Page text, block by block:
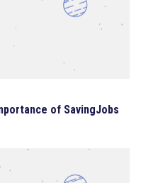
of SavingJobs